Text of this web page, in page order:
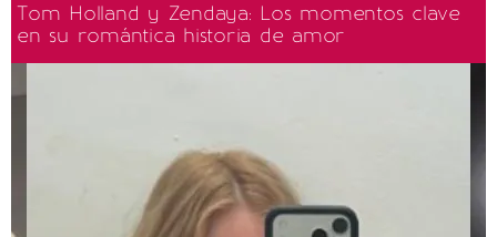
Tom Holland y Zendaya: Los momentos clave
en su romántica historia de amor